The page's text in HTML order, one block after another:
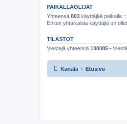
PAIKALLAOLIJAT
Yhteensä 803 käyttäjää paikalla
Eniten yhtaikaisia käyttäjiä on ollut
TILASTOT
Viestejä yhteensä 108085 •
Kanala Etusivu